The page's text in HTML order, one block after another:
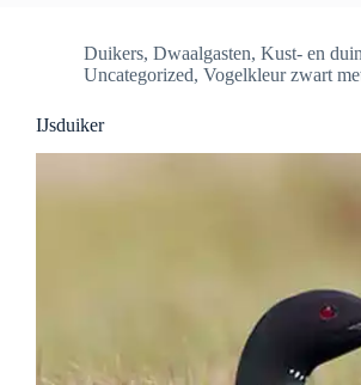
Duikers, Dwaalgasten, Kust- en
Uncategorized, Vogelkleur zwart
IJsduiker